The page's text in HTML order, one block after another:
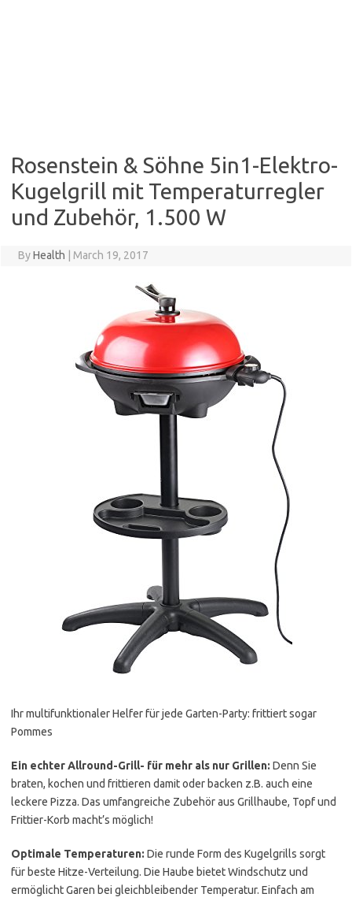
Rosenstein & Söhne 5in1-Elektro-
Kugelgrill mit Temperaturregler
und Zubehör, 1.500 W
ByHealth March 19, 2017
Ihr multifunktionaler Helfer für jede Garten-Party: frittiert sogar
Pommes
Ein echter Allround-Grill- für mehr als nur Grillen: Denn Sie
braten, kochen und frittieren damit oder backen z.B. auch eine
leckere Pizza. Das umfangreiche Zubehör aus Grillhaube, Topf und
Frittier-Korb macht’s möglich!
Optimale Temperaturen: Die runde Form des Kugelgrills sorgt
für beste Hitze-Verteilung. Die Haube bietet Windschutz und
ermöglicht Garen bei gleichbleibender Temperatur. Einfach am